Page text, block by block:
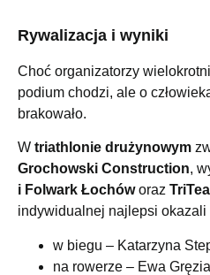
Rywalizacja i wyniki
Choć organizatorzy
podium chodzi, ale o
brakowało.
W triathlonie drużynowym
Grochowski Construction,
i Folwark Łochóworaz
indywidualnej najlepsi okazali
w biegu – Katarzyna
na rowerze – Ewa